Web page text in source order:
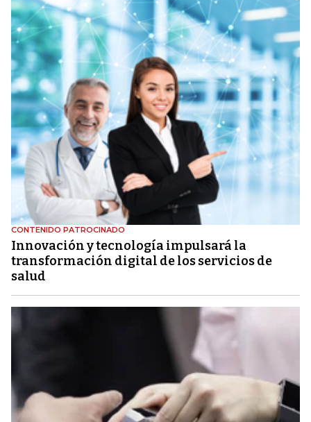
CONTENIDO PATROCINADO
Innovación y tecnología impulsará la
transformación digital de los servicios de
salud